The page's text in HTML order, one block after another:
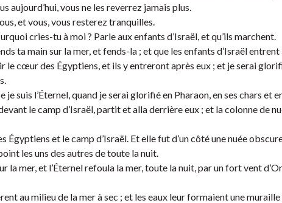
aujourd’hui, vous ne les reverrez jamais plus.
et vous, vous resterez tranquilles.
cries-tu à moi ? Parle aux enfants d’Israël, et qu’ils marchent.
ta main sur la mer, et fends-la ; et que les enfants d’Israël entrent
le cœur des Égyptiens, et ils y entreront après eux ; et je serai
je suis l’Éternel, quand je serai glorifié en Pharaon, en ses chars et
le camp d’Israël, partit et alla derrière eux ; et la colonne de
Égyptiens et le camp d’Israël. Et elle fut d’un côté une nuée
les uns des autres de toute la nuit.
la mer, et l’Éternel refoula la mer, toute la nuit, par un fort vent
au milieu de la mer à sec ; et les eaux leur formaient une